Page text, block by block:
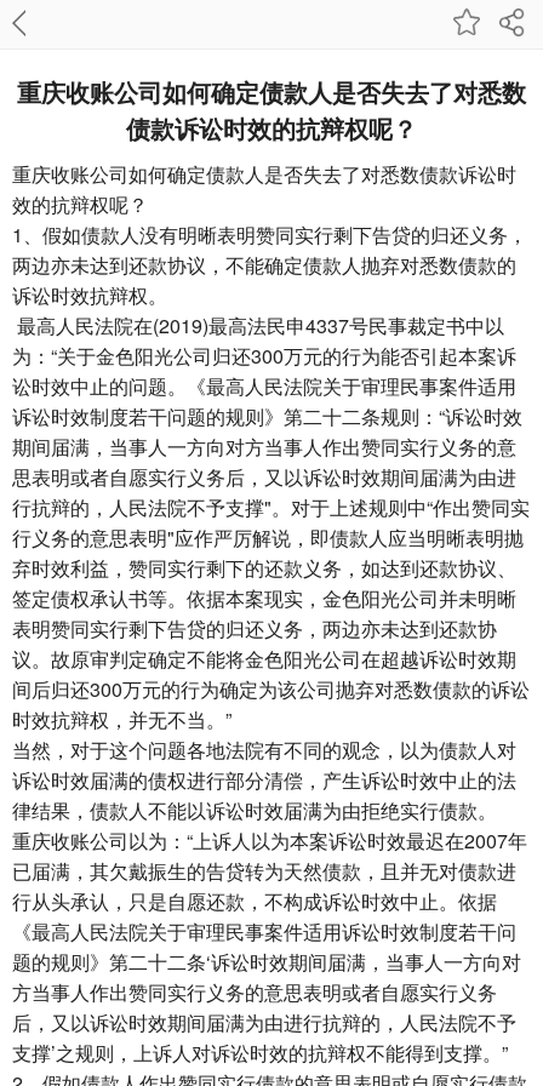
重庆收账公司​如何确定债款人是否失去了对悉数
债款诉讼时效的抗辩权呢？
重庆收账公司如何确定债款人是否失去了对悉数债款诉讼时
效的抗辩权呢？
1、假如债款人没有明晰表明赞同实行剩下告贷的归还义务，
两边亦未达到还款协议，不能确定债款人抛弃对悉数债款的
诉讼时效抗辩权。
最高人民法院在(2019)最高法民申4337号民事裁定书中以
为：“关于金色阳光公司归还300万元的行为能否引起本案诉
讼时效中止的问题。《最高人民法院关于审理民事案件适用
诉讼时效制度若干问题的规则》第二十二条规则：“诉讼时效
期间届满，当事人一方向对方当事人作出赞同实行义务的意
思表明或者自愿实行义务后，又以诉讼时效期间届满为由进
行抗辩的，人民法院不予支撑"。对于上述规则中“作出赞同实
行义务的意思表明"应作严厉解说，即债款人应当明晰表明抛
弃时效利益，赞同实行剩下的还款义务，如达到还款协议、
签定债权承认书等。依据本案现实，金色阳光公司并未明晰
表明赞同实行剩下告贷的归还义务，两边亦未达到还款协
议。故原审判定确定不能将金色阳光公司在超越诉讼时效期
间后归还300万元的行为确定为该公司抛弃对悉数债款的诉讼
时效抗辩权，并无不当。”
当然，对于这个问题各地法院有不同的观念，以为债款人对
诉讼时效届满的债权进行部分清偿，产生诉讼时效中止的法
律结果，债款人不能以诉讼时效届满为由拒绝实行债款。
重庆收账公司以为：“上诉人以为本案诉讼时效最迟在2007年
已届满，其欠戴振生的告贷转为天然债款，且并无对债款进
行从头承认，只是自愿还款，不构成诉讼时效中止。依据
《最高人民法院关于审理民事案件适用诉讼时效制度若干问
题的规则》第二十二条‘诉讼时效期间届满，当事人一方向对
方当事人作出赞同实行义务的意思表明或者自愿实行义务
后，又以诉讼时效期间届满为由进行抗辩的，人民法院不予
支撑’之规则，上诉人对诉讼时效的抗辩权不能得到支撑。”